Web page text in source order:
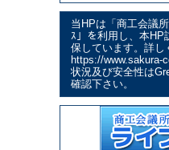
当HPは「商工会議
ｽ」を利用し、本HP
保しています。詳し
https://www.sakura-
状況及び安全性は
確認下さい。